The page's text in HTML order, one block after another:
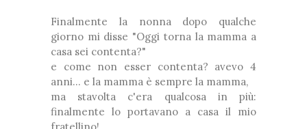
Finalmente la nonna dopo qualche
giorno mi disse "Oggi torna la mamma a
casa sei contenta?"
e come non esser contenta? avevo 4
anni... e la mamma è sempre la mamma,
ma stavolta c'era qualcosa in più:
finalmente lo portavano a casa il mio